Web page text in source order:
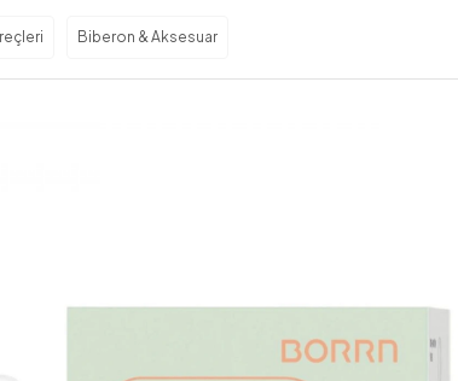
Biberon & Aksesuar